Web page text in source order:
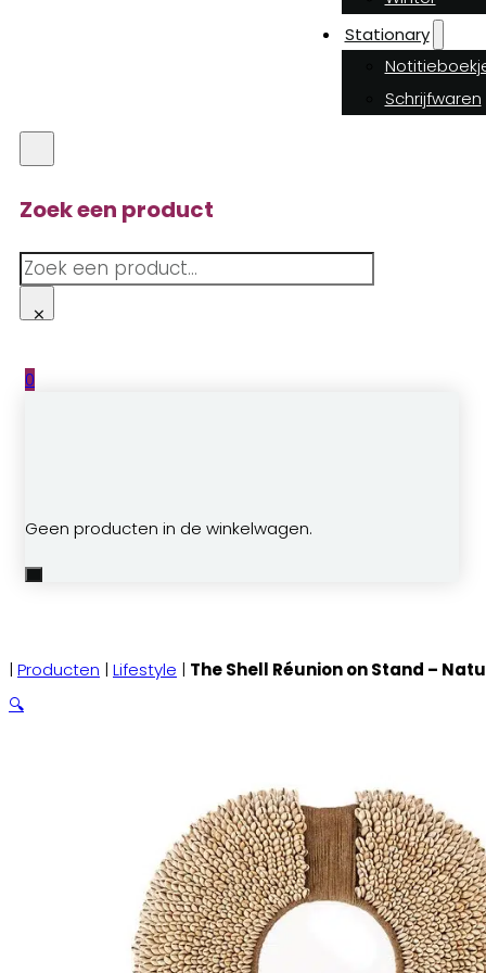
Stationary
Schrijfwaren
Zoek een product
Zoeken
×
0
Geen producten in de winkelwagen.
| Producten | Lifestyle | The Shell Réunion on Stand –
🔍